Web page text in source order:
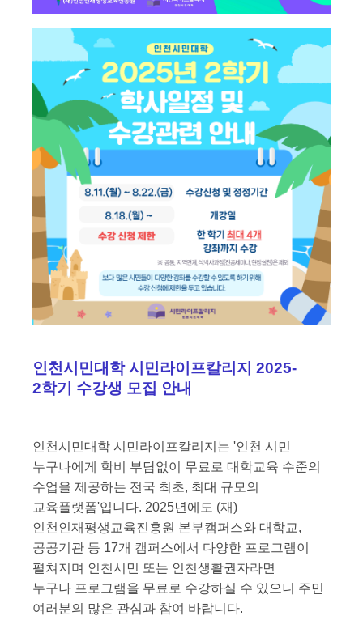
인천시민대학 시민라이프칼리지 2025-
2학기 수강생 모집 안내
인천시민대학 시민라이프칼리지는 '인천 시민
누구나에게 학비 부담없이 무료로 대학교육 수준의
수업을 제공하는 전국 최초, 최대 규모의
교육플랫폼'입니다. 2025년에도 (재)
인천인재평생교육진흥원 본부캠퍼스와 대학교,
공공기관 등 17개 캠퍼스에서 다양한 프로그램이
펼쳐지며 인천시민 또는 인천생활권자라면
누구나 프로그램을 무료로 수강하실 수 있으니 주민
여러분의 많은 관심과 참여 바랍니다.